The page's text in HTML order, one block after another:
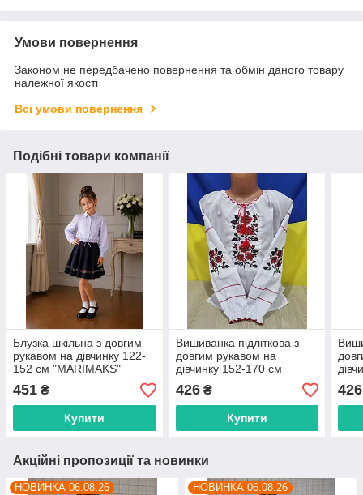
Умови повернення
Законом не передбачено повернення та обмін даного товару
належної якості
Всі умови повернення
Подібні товари компанії
Блузка шкільна з довгим
рукавом на дівчинку 122-
152 см "MARIMAKS"
купити недорого від
прямого постачальника
451 ₴
Купити
Вишиванка підліткова з
довгим рукавом на
дівчинку 152-170 см
"VYSHYVANKA" недорого
від прямого
постачальника
426₴
Купити
від
426
Акційні пропозиції та новинки
НОВИНКА 06.08.26 НОВИНКА 06.08.26